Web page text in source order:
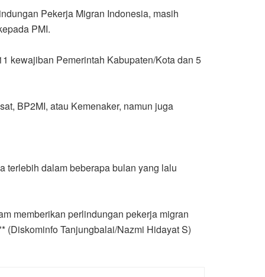
Pekerja Migran Indonesia, masih
PMI.
kewajiban Pemerintah Kabupaten/Kota dan 5
BP2MI, atau Kemenaker, namun juga
terlebih dalam beberapa bulan yang lalu
memberikan perlindungan pekerja migran
(Diskominfo Tanjungbalai/Nazmi Hidayat S)